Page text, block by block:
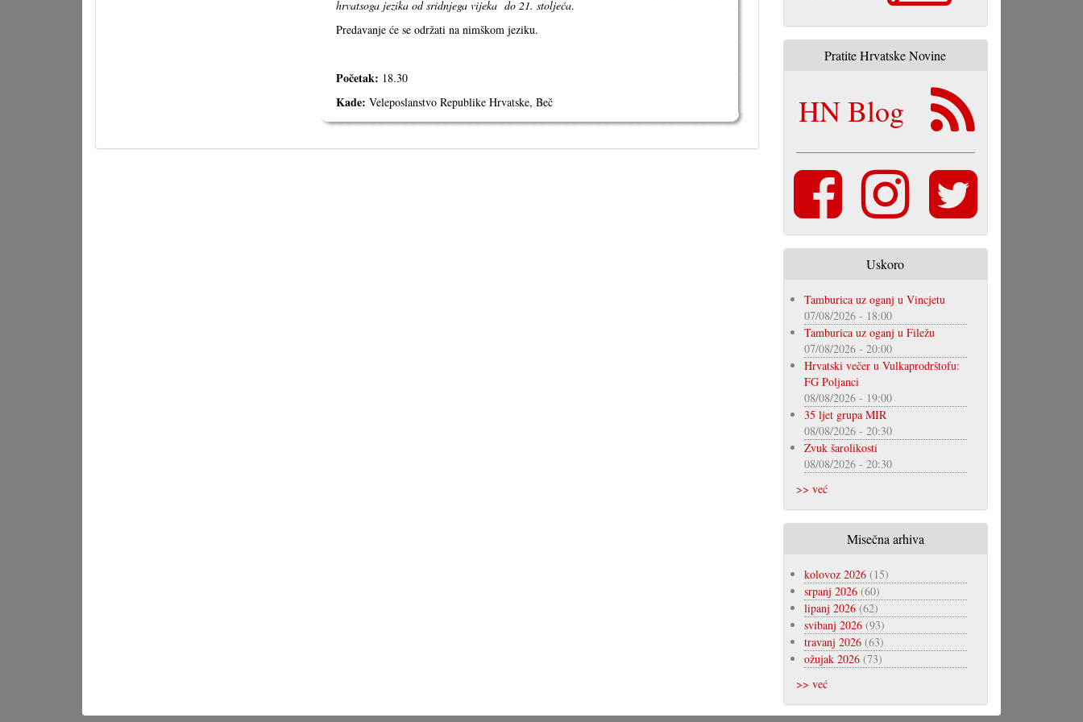
hrvatsoga jezika od sridnjega vijeka do 21. stoljeća.
Predavanje će se održati na nimškom jeziku.
Početak: 18.30
Kade: Veleposlanstvo Republike Hrvatske, Beč
Pratite Hrvatske Novine
HN Blog
Uskoro
Tamburica uz oganj u Vincjetu
07/08/2026 - 18:00
Tamburica uz oganj u Filežu
07/08/2026 - 20:00
Hrvatski večer u Vulkaprodrštofu:
FG Poljanci
08/08/2026 - 19:00
35 ljet grupa MIR
08/08/2026 - 20:30
Zvuk šarolikosti
08/08/2026 - 20:30
>> već
Misečna arhiva
kolovoz 2026(15)
srpanj 2026(60)
lipanj 2026(62)
svibanj 2026(93)
travanj 2026(63)
ožujak 2026(73)
>> već